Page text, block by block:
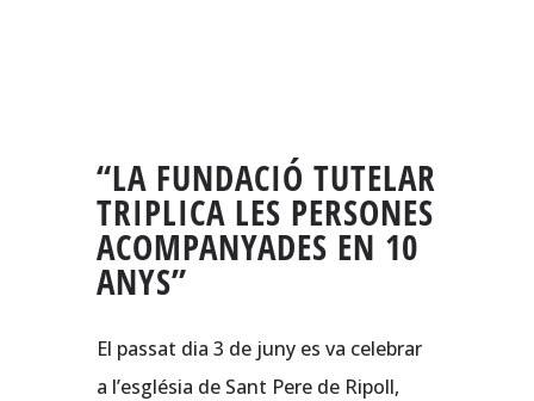
“LA FUNDACIÓ TUTELAR
TRIPLICA LES PERSONES
ACOMPANYADES EN 10
ANYS”
El passat dia 3 de juny es va celebrar
a l’església de Sant Pere de Ripoll,